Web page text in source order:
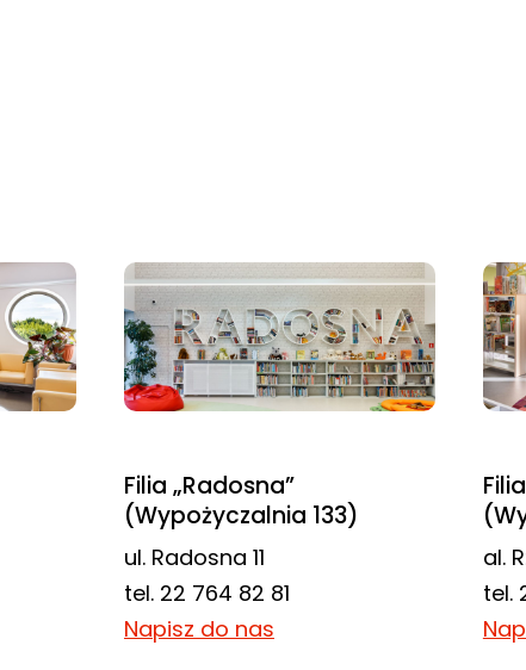
Filia „Radosna”
(Wypożyczalnia 133)
ul. Radosna 11
tel. 22 764 82 81
Napisz do nas
al.
tel.